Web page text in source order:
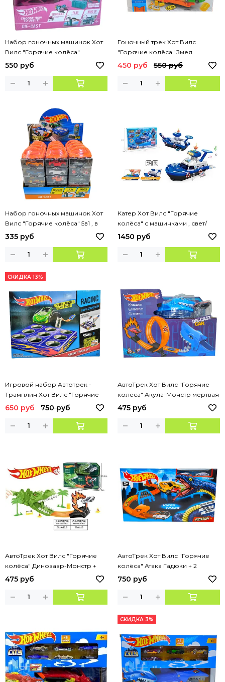
Набор гоночных машинок Хот
Вилс "Горячие колёса"
розовые в кейсе , 8в1
550 руб
Гоночный трек Хот Вилс
"Горячие колёса" Змея
450 руб 550 руб
Набор гоночных машинок Хот
Вилс "Горячие колёса" 5в1 , в
чемоданчике
335 руб
Катер Хот Вилс "Горячие
колёса" с машинками , свет/
звук
1450 руб
СКИДКА 13%
Игровой набор Автотрек -
Трамплин Хот Вилс "Горячие
колёса"
650 руб 750 руб
АвтоТрек Хот Вилс "Горячие
колёса" Акула-Монстр мертвая
петля с автопуском +
475 руб
АвтоТрек Хот Вилс "Горячие
колёса" Динозавр-Монстр +
машинка
475 руб
АвтоТрек Хот Вилс "Горячие
колёса" Атака Гадюки + 2
машинки
750 руб
СКИДКА 3%